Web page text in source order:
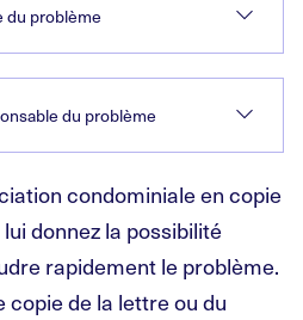
du problème
du problème
condominiale en copie
donnez la possibilité
rapidement le problème.
copie de la lettre ou du